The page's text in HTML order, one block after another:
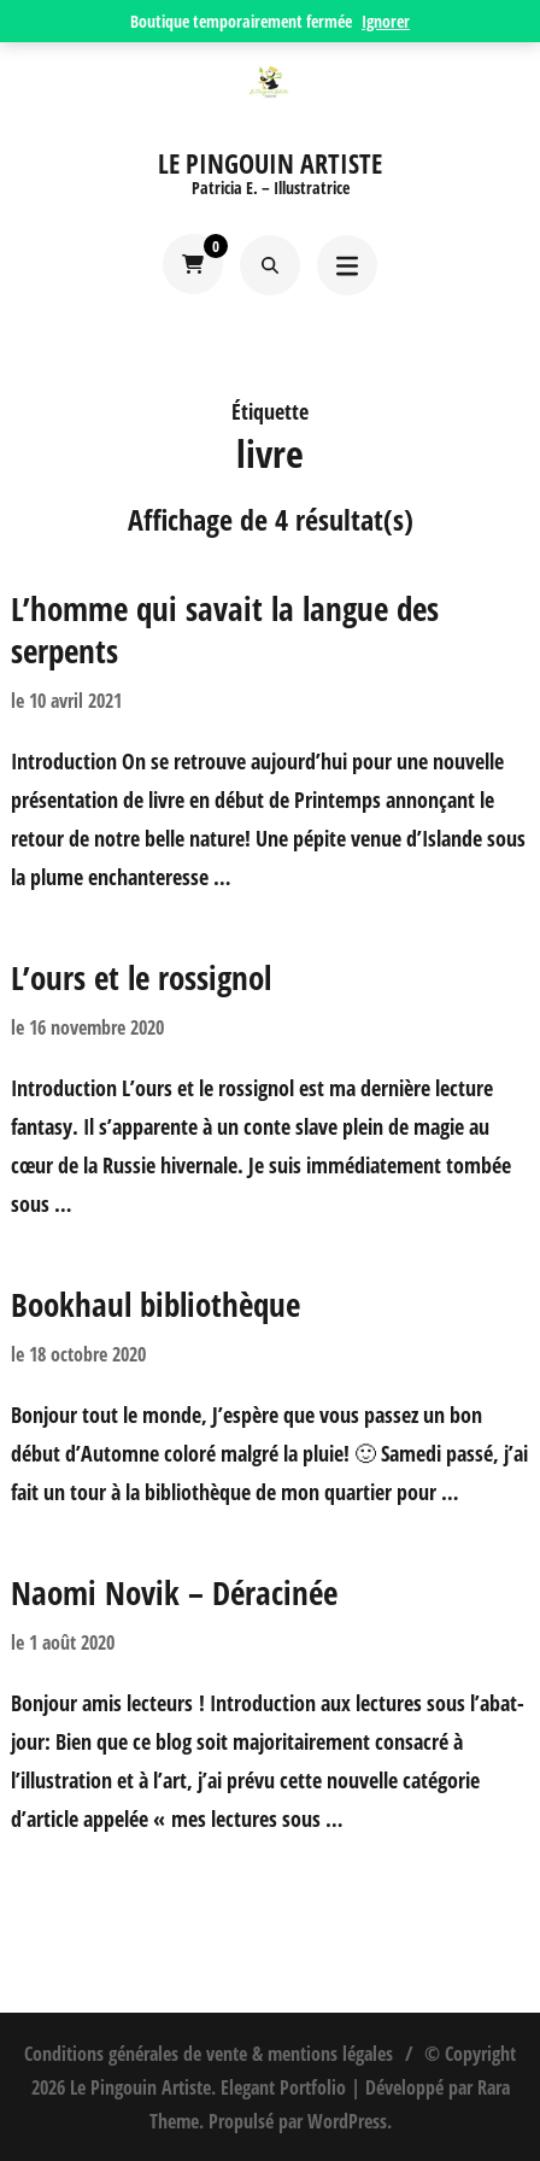
Boutique temporairement fermée Ignorer
LE PINGOUIN ARTISTE
Patricia E. – Illustratrice
0
Étiquette
livre
Affichage de 4 résultat(s)
L’homme qui savait la langue des
serpents
le 10 avril 2021
Introduction On se retrouve aujourd’hui pour une nouvelle
présentation de livre en début de Printemps annonçant le
retour de notre belle nature! Une pépite venue d’Islande sous
la plume enchanteresse …
L’ours et le rossignol
le 16 novembre 2020
Introduction L’ours et le rossignol est ma dernière lecture
fantasy. Il s’apparente à un conte slave plein de magie au
cœur de la Russie hivernale. Je suis immédiatement tombée
sous …
Bookhaul bibliothèque
le 18 octobre 2020
Bonjour tout le monde, J’espère que vous passez un bon
début d’Automne coloré malgré la pluie! 🙂 Samedi passé, j’ai
fait un tour à la bibliothèque de mon quartier pour …
Naomi Novik – Déracinée
le 1 août 2020
Bonjour amis lecteurs ! Introduction aux lectures sous l’abat-
jour: Bien que ce blog soit majoritairement consacré à
l’illustration et à l’art, j’ai prévu cette nouvelle catégorie
d’article appelée « mes lectures sous …
Conditions générales de vente & mentions légales
© Copyright
2026 Le Pingouin Artiste. Elegant Portfolio | Développé par Rara
Theme. Propulsé parWordPress.